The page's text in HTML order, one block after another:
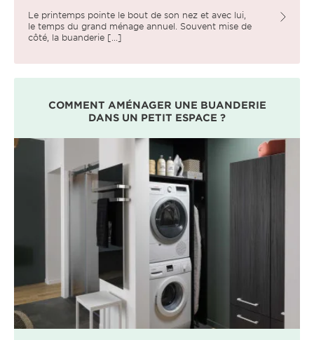
Le printemps pointe le bout de son nez et avec lui,
le temps du grand ménage annuel. Souvent mise de
côté, la buanderie [...]
COMMENT AMÉNAGER UNE BUANDERIE
DANS UN PETIT ESPACE ?